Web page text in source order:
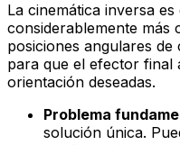
La cinemática inversa
considerablemente más
posiciones angulares
para que el efector final
orientación deseadas.
Problema
solución única.